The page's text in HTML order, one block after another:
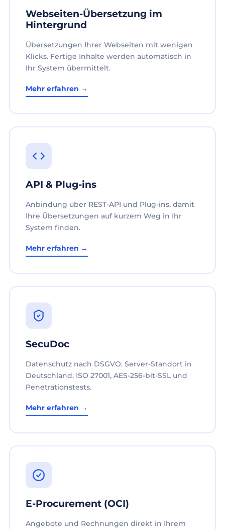
Webseiten-Übersetzung im
Hintergrund
Übersetzungen Ihrer Webseiten mit wenigen
Klicks. Fertige Inhalte werden automatisch in
Ihr System übermittelt.
Mehr erfahren →
API & Plug-ins
Anbindung über REST-API und Plug-ins, damit
Ihre Übersetzungen auf kurzem Weg in Ihr
System finden.
Mehr erfahren →
SecuDoc
Datenschutz nach DSGVO. Server-Standort in
Deutschland, ISO 27001, AES-256-bit-SSL und
Penetrationstests.
Mehr erfahren →
E-Procurement (OCI)
Angebote und Rechnungen direkt in Ihrem